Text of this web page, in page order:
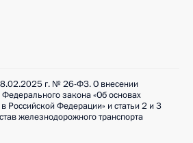
г. № 26-ФЗ. О внесении
закона «Об основах
в Российской Федерации» и статьи 2 и 3
железнодорожного транспорта